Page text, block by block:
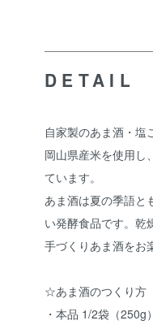
DETAIL
自家製のあま酒・塩
岡山県産米を使用し
ています。
あま酒は夏の季語と
い発酵食品です。乾
手づくりあま酒をお
☆あま酒のつくり方
・本品 1/2袋（250g）